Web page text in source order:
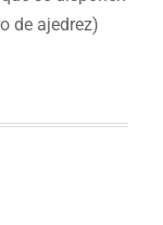
de ajedrez)